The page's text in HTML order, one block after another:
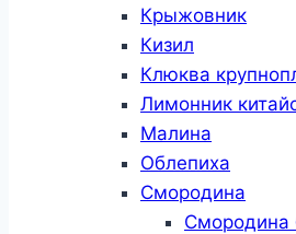
Крыжовник
Кизил
Клюква
Лимонник
Малина
Облепиха
Смородина
Смородина